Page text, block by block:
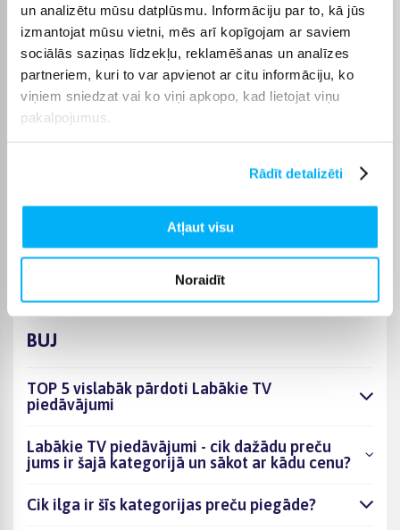
un analizētu mūsu datplūsmu. Informāciju par to, kā jūs
izmantojat mūsu vietni, mēs arī kopīgojam ar saviem
sociālās saziņas līdzekļu, reklamēšanas un analīzes
partneriem, kuri to var apvienot ar citu informāciju, ko
viņiem sniedzat vai ko viņi apkopo, kad lietojat viņu
pakalpojumus.
Rādīt detalizēti
Atļaut visu
Noraidīt
Lielākas vērtības pirkumiem BIGBOX.LV piedāvā ērtu apmaksu
pa daļām – par pirkumu iespējams norēķināties 6 vienādos
maksājumos. Tas ļauj ērtāk plānot izdevumus un izvēlēties sev
piemērotu apmaksas veidu. Pasūtījumi tiek piegādāti visā
Latvijā: piegāde uz pakomātiem maksā no 2,99 €, bet
pasūtījumiem virs 499 € piegāde uz pakomātu ir bez maksas;
kurjera piegādes cena sākas no 3,99 €. Precīzs katras preces
Izvēloties piemērotu preci no kategorijas Labākie TV
BIGBOX.LV parūpēsies, lai izvēlētā prece tiktu piegādāta
norādītajā termiņā un pirkumu internetā varētu saņemt bez
liekas kavēšanās.
BUJ
TOP 5 vislabāk pārdoti Labākie TV
piedāvājumi
Labākie TV piedāvājumi - cik dažādu preču
jums ir šajā kategorijā un sākot ar kādu cenu?
Cik ilga ir šīs kategorijas preču piegāde?